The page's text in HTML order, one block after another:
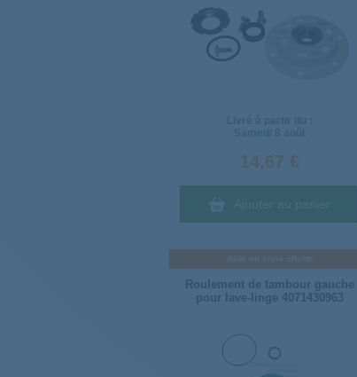
Samedi
8 août
14,67 €
Ajouter au panier
Aide en visio offerte
Roulement de tambour gauche
pour lave-linge 4071430963